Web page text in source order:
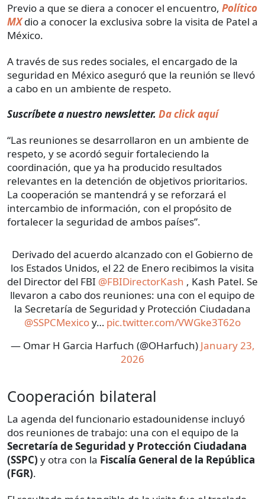
Previo a que se diera a conocer el encuentro, Político
MXdio a conocer la exclusiva sobre la visita de Patel a
México.
A través de sus redes sociales, el encargado de la
seguridad en México aseguró que la reunión se llevó
a cabo en un ambiente de respeto.
Suscríbete a nuestro newsletter. Da click aquí
“Las reuniones se desarrollaron en un ambiente de
respeto, y se acordó seguir fortaleciendo la
coordinación, que ya ha producido resultados
relevantes en la detención de objetivos prioritarios.
La cooperación se mantendrá y se reforzará el
intercambio de información, con el propósito de
fortalecer la seguridad de ambos países”.
Derivado del acuerdo alcanzado con el Gobierno de
los Estados Unidos, el 22 de Enero recibimos la visita
del Director del FBI @FBIDirectorKash , Kash Patel. Se
llevaron a cabo dos reuniones: una con el equipo de
la Secretaría de Seguridad y Protección Ciudadana
@SSPCMexicoy… pic.twitter.com/VWGke3T62o
— Omar H Garcia Harfuch (@OHarfuch) January 23,
2026
Cooperación bilateral
La agenda del funcionario estadounidense incluyó
dos reuniones de trabajo: una con el equipo de la
Secretaría de Seguridad y Protección Ciudadana
(SSPC) y otra con la Fiscalía General de la República
(FGR).